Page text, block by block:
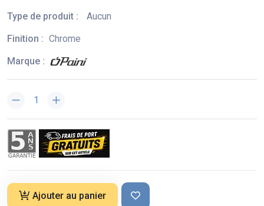
Type de produit :
Aucun
Finition : Chrome
Marque :
Ajouter au panier